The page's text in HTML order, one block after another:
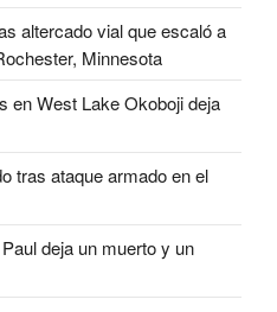
altercado vial que escaló a
Minnesota
en West Lake Okoboji deja
tras ataque armado en el
deja un muerto y un